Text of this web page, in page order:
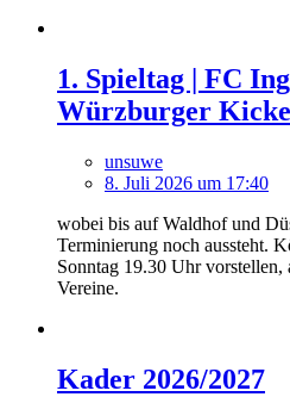
1. Spieltag | FC
Würzburger
unsuwe
8. Juli 2026 um 17:40
wobei bis auf Waldhof und
Terminierung noch aussteht.
Sonntag 19.30 Uhr vorstellen,
Vereine.
Kader 2026/2027